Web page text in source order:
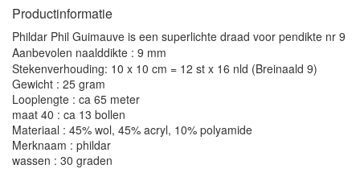
Productinformatie
Phildar Phil Guimauve is een superlichte draad voor pendikte nr 9
Aanbevolen naalddikte : 9 mm
Stekenverhouding: 10 x 10 cm = 12 st x 16 nld (Breinaald 9)
Gewicht : 25 gram
Looplengte : ca 65 meter
maat 40 : ca 13 bollen
Materiaal : 45% wol, 45% acryl, 10% polyamide
Merknaam : phildar
wassen : 30 graden